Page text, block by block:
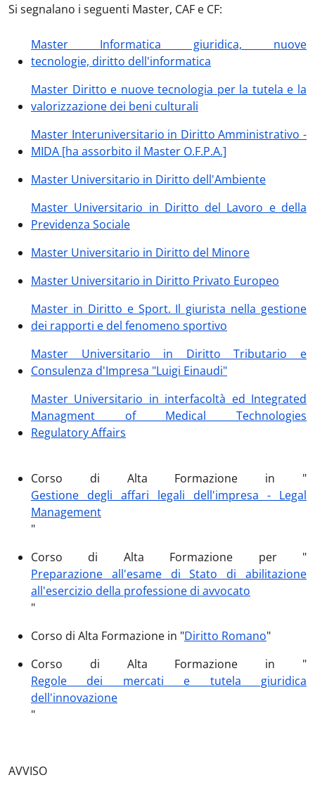
Si segnalano i seguenti Master, CAF e CF:
Master Informatica giuridica, nuove
tecnologie, diritto dell'informatica
Master Diritto e nuove tecnologia per la tutela e la
valorizzazione dei beni culturali
Master Interuniversitario in Diritto Amministrativo -
MIDA [ha assorbito il Master O.F.P.A.]
Master Universitario in Diritto dell'Ambiente
Master Universitario in Diritto del Lavoro e della
Previdenza Sociale
Master Universitario in Diritto del Minore
Master Universitario in Diritto Privato Europeo
Master in Diritto e Sport. Il giurista nella gestione
dei rapporti e del fenomeno sportivo
Master Universitario in Diritto Tributario e
Consulenza d'Impresa "Luigi Einaudi"
Master Universitario in interfacoltà ed Integrated
Managment of Medical Technologies
Regulatory Affairs
Corso di Alta Formazione in "
Gestione degli affari legali dell'impresa - Legal
Management
"
Corso di Alta Formazione per "
Preparazione all'esame di Stato di abilitazione
all'esercizio della professione di avvocato
"
Corso di Alta Formazione in "Diritto Romano"
Corso di Alta Formazione in "
Regole dei mercati e tutela giuridica
dell'innovazione
"
AVVISO